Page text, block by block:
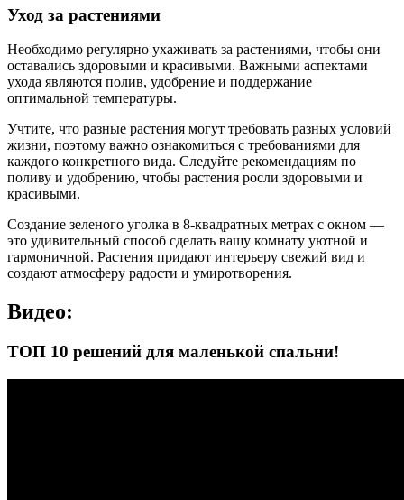
Уход за растениями
Необходимо регулярно ухаживать за растениями, чтобы они
оставались здоровыми и красивыми. Важными аспектами
ухода являются полив, удобрение и поддержание
оптимальной температуры.
Учтите, что разные растения могут требовать разных условий
жизни, поэтому важно ознакомиться с требованиями для
каждого конкретного вида. Следуйте рекомендациям по
поливу и удобрению, чтобы растения росли здоровыми и
красивыми.
Создание зеленого уголка в 8-квадратных метрах с окном —
это удивительный способ сделать вашу комнату уютной и
гармоничной. Растения придают интерьеру свежий вид и
создают атмосферу радости и умиротворения.
Видео:
ТОП 10 решений для маленькой спальни!